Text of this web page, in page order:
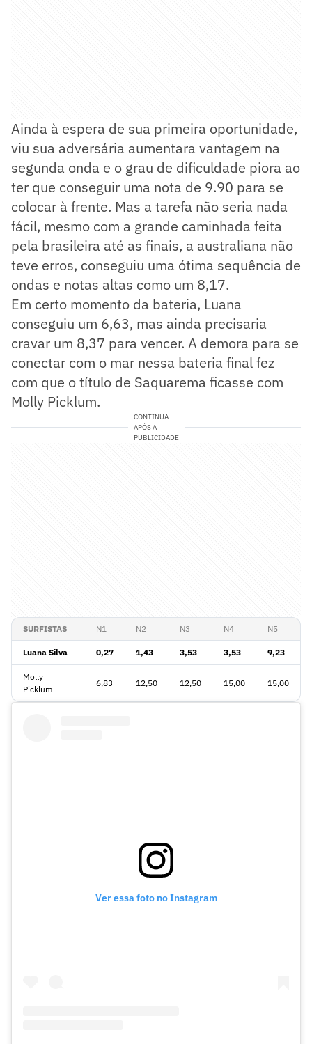
Ainda à espera de sua primeira oportunidade,
viu sua adversária aumentara vantagem na
segunda onda e o grau de dificuldade piora ao
ter que conseguir uma nota de 9.90 para se
colocar à frente. Mas a tarefa não seria nada
fácil, mesmo com a grande caminhada feita
pela brasileira até as finais, a australiana não
teve erros, conseguiu uma ótima sequência de
ondas e notas altas como um 8,17.
Em certo momento da bateria, Luana
conseguiu um 6,63, mas ainda precisaria
cravar um 8,37 para vencer. A demora para se
conectar com o mar nessa bateria final fez
com que o título de Saquarema ficasse com
Molly Picklum.
CONTINUA
APÓS A
PUBLICIDADE
SURFISTAS N1 N2 N3 N4 N5
Luana Silva 0,27 1,43 3,53 3,53 9,23
Molly
Picklum
6,83 12,50 12,50 15,00 15,00
Ver essa foto no Instagram